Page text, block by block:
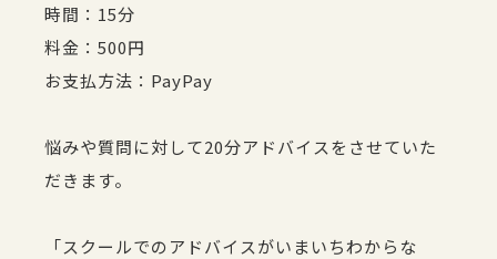
時間：15分
料金：500円
お支払方法：PayPay
悩みや質問に対して20分アドバイスをさせていた
だきます。
「スクールでのアドバイスがいまいちわからな